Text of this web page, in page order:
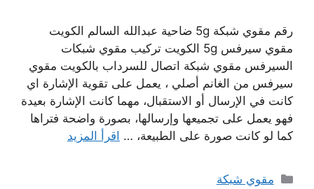
رقم مقوي شبكة 5g ضاحية عبدالله السالم الكويت
مقوي سيرفس 5g الكويت تركيب مقوي شبكات
السيرفس مقوي شبكة اتصال للسرداب بالكويت مقوي
سيرفس من الغانم أصلي ، يعمل على تقوية الإشارة اي
كانت في الإرسال أو الاستقبال، مهما كانت الإشارة بعيدة
فهو يعمل على تجميعها وإرسالها، بصورة واضحة فتراها
كما لو كانت صورة على الطبيعة، … اقرأ المزيد
التصنيفات
مقوي شبكة